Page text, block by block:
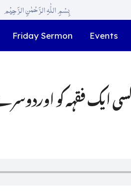
بِسْمِ اللّٰہِ الرَّحْمٰنِ الرَّحِیْم
Friday Sermon Events
ایک فقہہ کو